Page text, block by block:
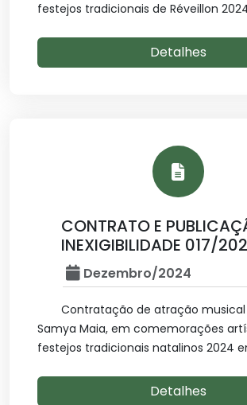
festejos tradicionais de Réveillon
Detalhes
CONTRATO E
INEXIGIBILIDADE 017/
Dezembro/2024
Contratação de atração musical
Samya Maia, em comemorações
festejos tradicionais natalinos 2024
Detalhes